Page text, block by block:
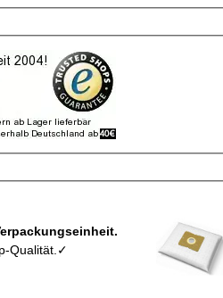
Staubbeutel MCFXD212M pro Verpackungseinheit.
Qualität.✓